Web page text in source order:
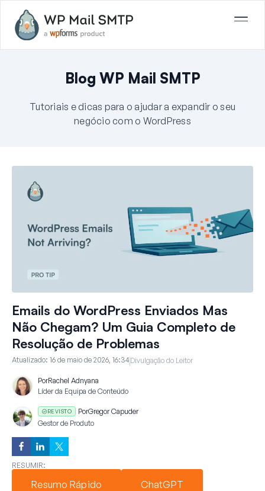
Blog WP Mail SMTP
Tutoriais e dicas para o ajudar a expandir o seu
negócio com o WordPress
Emails do WordPress Enviados Mas
Não Chegam? Um Guia Completo de
Resolução de Problemas
Atualizado: 16 de maio de 2026, 16:34 Divulgação do Leitor
PorRachel Adnyana
Líder da Equipa de Conteúdo
REVISTO PorGregor Capuder
Gestor de Produto
RESUMIR:
Resumo Rápido ChatGPT